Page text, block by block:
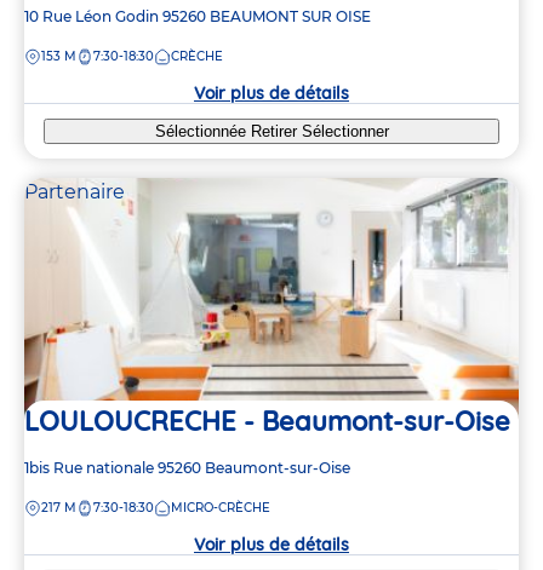
Adresse
la
10 Rue Léon Godin 95260 BEAUMONT SUR OISE
DISTANCE
153 M 7:30-18:30 CRÈCHE
Voir plus de détails
Sélectionnée Retirer Sélectionner
Partenaire
LOULOUCRECHE - Beaumont-sur-Oise
Adresse
la
1bis Rue nationale 95260 Beaumont-sur-Oise
DISTANCE
217 M 7:30-18:30 MICRO-CRÈCHE
Voir plus de détails